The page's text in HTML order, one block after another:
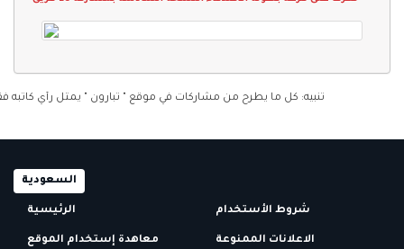
تنبيه: كل ما يطرح من مشاركات في موقع " تبارون " يمثل رأي كاتبه فقط
السعودية
الرئيسية شروط الأستخدام
معاهدة إستخدام الموقع الاعلانات الممنوعة